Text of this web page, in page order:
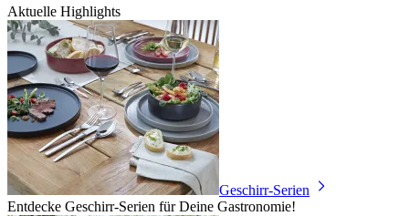
Aktuelle Highlights
Geschirr-Serien
Entdecke Geschirr-Serien für Deine Gastronomie!